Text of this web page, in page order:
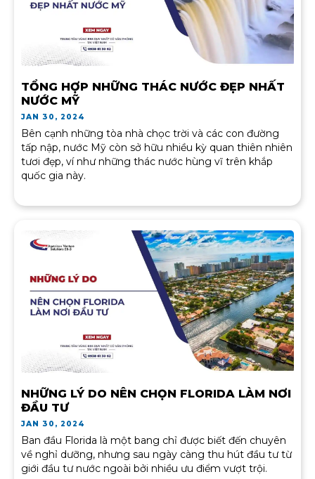
TỔNG HỢP NHỮNG THÁC NƯỚC ĐẸP NHẤT
NƯỚC MỸ
JAN 30, 2024
Bên cạnh những tòa nhà chọc trời và các con đường
tấp nập, nước Mỹ còn sở hữu nhiều kỳ quan thiên nhiên
tươi đẹp, ví như những thác nước hùng vĩ trên khắp
quốc gia này.
NHỮNG LÝ DO NÊN CHỌN FLORIDA LÀM NƠI
ĐẦU TƯ
JAN 30, 2024
Ban đầu Florida là một bang chỉ được biết đến chuyên
về nghỉ dưỡng, nhưng sau ngày càng thu hút đầu tư từ
giới đầu tư nước ngoài bởi nhiều ưu điểm vượt trội.